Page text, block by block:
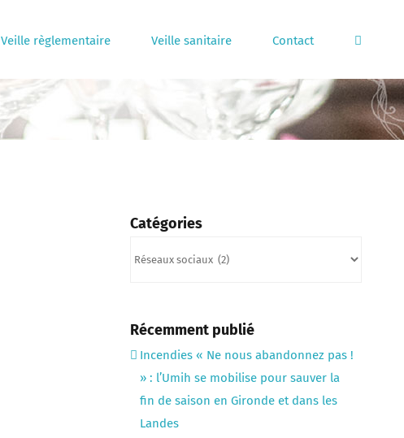
Veille règlementaire Veille sanitaire Contact
Catégories
Récemment publié
Incendies « Ne nous abandonnez pas !
» : l’Umih se mobilise pour sauver la
fin de saison en Gironde et dans les
Landes